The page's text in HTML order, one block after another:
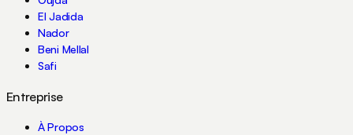
El Jadida
Nador
Beni Mellal
Safi
Entreprise
À Propos